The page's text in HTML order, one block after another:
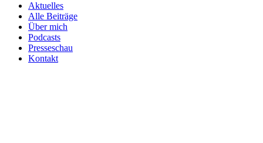
Aktuelles
Alle Beiträge
Über mich
Podcasts
Presseschau
Kontakt